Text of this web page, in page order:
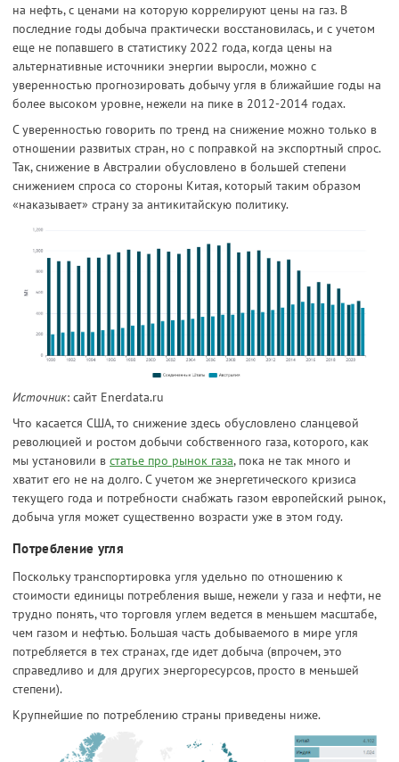
на нефть, с ценами на которую коррелируют цены на газ. В
последние годы добыча практически восстановилась, и с учетом
еще не попавшего в статистику 2022 года, когда цены на
альтернативные источники энергии выросли, можно с
уверенностью прогнозировать добычу угля в ближайшие годы на
более высоком уровне, нежели на пике в 2012-2014 годах.
С уверенностью говорить по тренд на снижение можно только в
отношении развитых стран, но с поправкой на экспортный спрос.
Так, снижение в Австралии обусловлено в большей степени
снижением спроса со стороны Китая, который таким образом
«наказывает» страну за антикитайскую политику.
Источник: сайт Enerdata.ru
Что касается США, то снижение здесь обусловлено сланцевой
революцией и ростом добычи собственного газа, которого, как
мы установили в статье про рынок газа, пока не так много и
хватит его не на долго. С учетом же энергетического кризиса
текущего года и потребности снабжать газом европейский рынок,
добыча угля может существенно возрасти уже в этом году.
Потребление угля
Поскольку транспортировка угля удельно по отношению к
стоимости единицы потребления выше, нежели у газа и нефти, не
трудно понять, что торговля углем ведется в меньшем масштабе,
чем газом и нефтью. Большая часть добываемого в мире угля
потребляется в тех странах, где идет добыча (впрочем, это
справедливо и для других энергоресурсов, просто в меньшей
степени).
Крупнейшие по потреблению страны приведены ниже.